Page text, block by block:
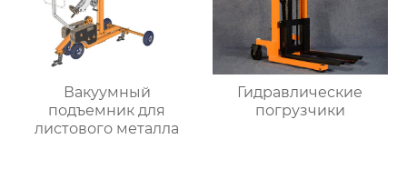
Вакуумный
подъемник для
листового металла
Гидравлические
погрузчики